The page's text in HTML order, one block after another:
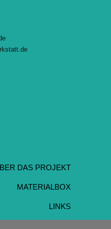
DAS PROJEKT
MATERIALBOX
LINKS